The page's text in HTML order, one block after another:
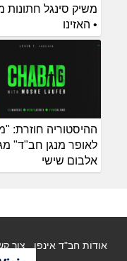
משיק סינגל חתונות
• האזינו
ההיסטוריה חוזרת:
לאופר מנגן חב"ד"
אלבום שישי
אודות חב"ד אינפו צור